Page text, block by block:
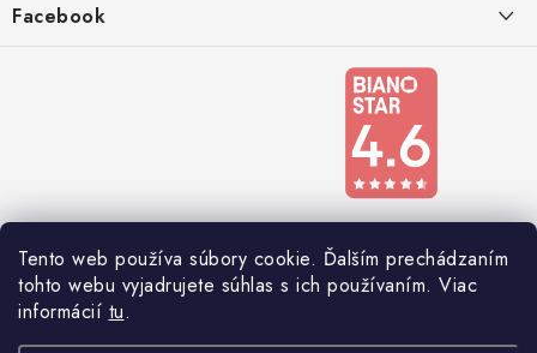
Tento web používa súbory cookie. Ďalším prechádzaním
tohto webu vyjadrujete súhlas s ich používaním. Viac
informácií tu.
Registrace
Facebook